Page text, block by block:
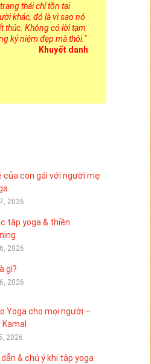
thái chỉ tồn tại
khác, đó là vì sao nó
thúc. Không có lời tạm
kỷ niệm đẹp mà thôi."
Khuyết danh
của con gái với người mẹ
2026
tập yoga & thiền
2026
gì?
2026
Yoga cho mọi người –
2026
& chú ý khi tập yoga